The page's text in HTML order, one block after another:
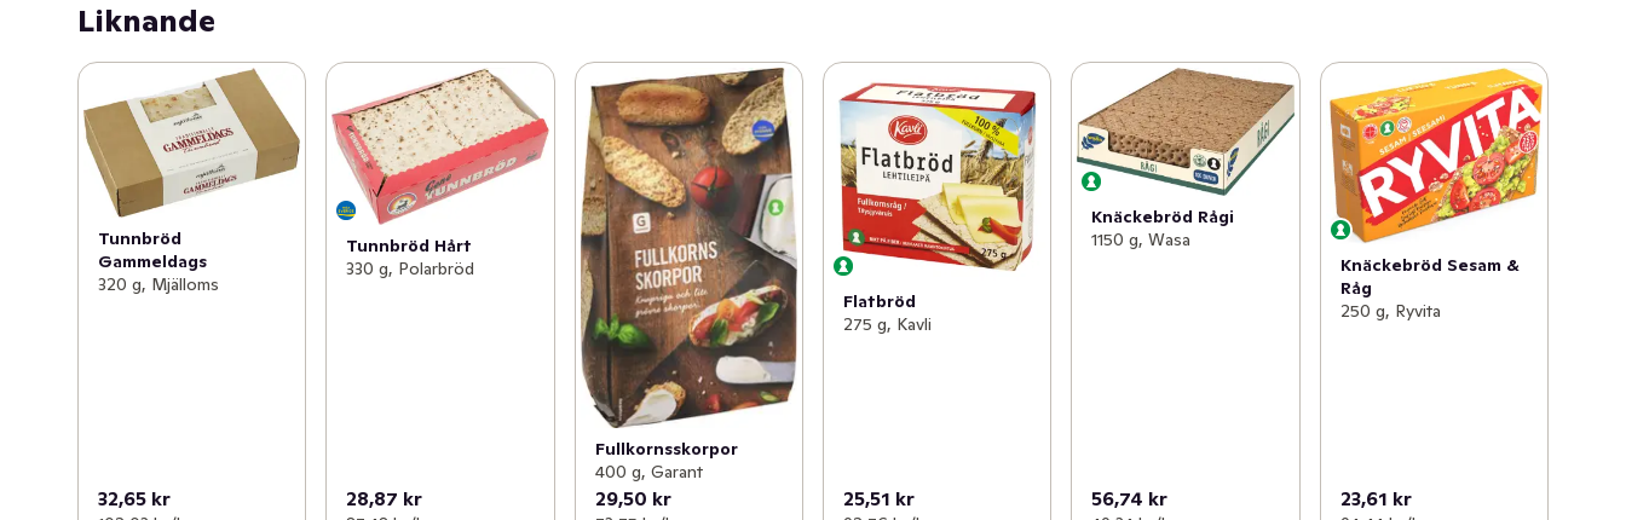
Mjölkfri och fri från konserveringsmedel. Från Sverige,
bakat i Norrland. Vi vill göra världen lite godare: Egen
vindkraft, återvinningsbara förpackningar, mer hållbara
transporter, 100% från växtriket.
Liknande
Tunnbröd
Gammeldags
320 g, Mjälloms
32,65 kr
Tunnbröd Hårt
330 g, Polarbröd
28,87 kr
Fullkornsskorpor
400 g, Garant
29,50 kr
Flatbröd
275 g, Kavli
25,51 kr
Knäckebröd Rågi
1150 g, Wasa
56,74 kr
Knäckebröd Sesam &
Råg
250 g, Ryvita
23,61 kr